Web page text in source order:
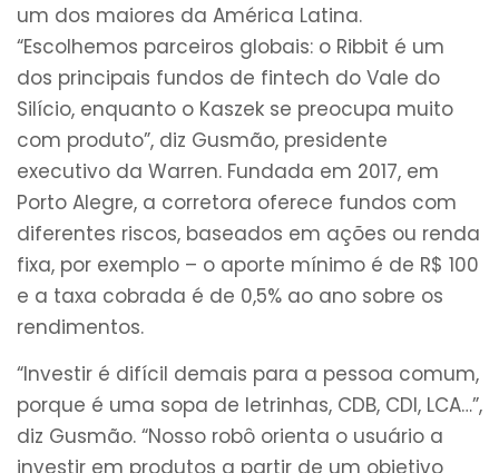
um dos maiores da América Latina.
“Escolhemos parceiros globais: o Ribbit é um
dos principais fundos de fintech do Vale do
Silício, enquanto o Kaszek se preocupa muito
com produto”, diz Gusmão, presidente
executivo da Warren. Fundada em 2017, em
Porto Alegre, a corretora oferece fundos com
diferentes riscos, baseados em ações ou renda
fixa, por exemplo – o aporte mínimo é de R$ 100
e a taxa cobrada é de 0,5% ao ano sobre os
rendimentos.
“Investir é difícil demais para a pessoa comum,
porque é uma sopa de letrinhas, CDB, CDI, LCA…”,
diz Gusmão. “Nosso robô orienta o usuário a
investir em produtos a partir de um objetivo